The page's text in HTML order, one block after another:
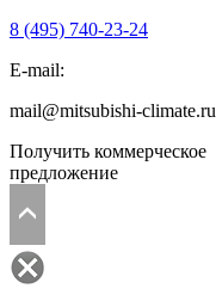
8 (495) 740-23-24
E-mail:
mail@mitsubishi-climate.ru
Получить коммерческое
предложение